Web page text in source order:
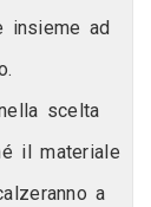
insieme ad
scelta
il materiale
a